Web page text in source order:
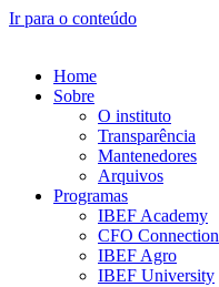
Ir para o conteúdo
Home
Sobre
O instituto
Transparência
Mantenedores
Arquivos
Programas
IBEF Academy
CFO Connection
IBEF Agro
IBEF University